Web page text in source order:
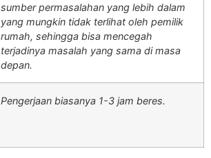
sumber permasalahan yang lebih dalam
yang mungkin tidak terlihat oleh pemilik
rumah, sehingga bisa mencegah
terjadinya masalah yang sama di masa
depan.
Pengerjaan biasanya 1-3 jam beres.